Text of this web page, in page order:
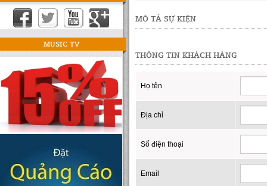
MUSIC TV
MÔ TẢ SỰ KIỆN
THÔNG TIN KHÁCH HÀNG
Họ tên
Địa chỉ
Số điện thoại
Email